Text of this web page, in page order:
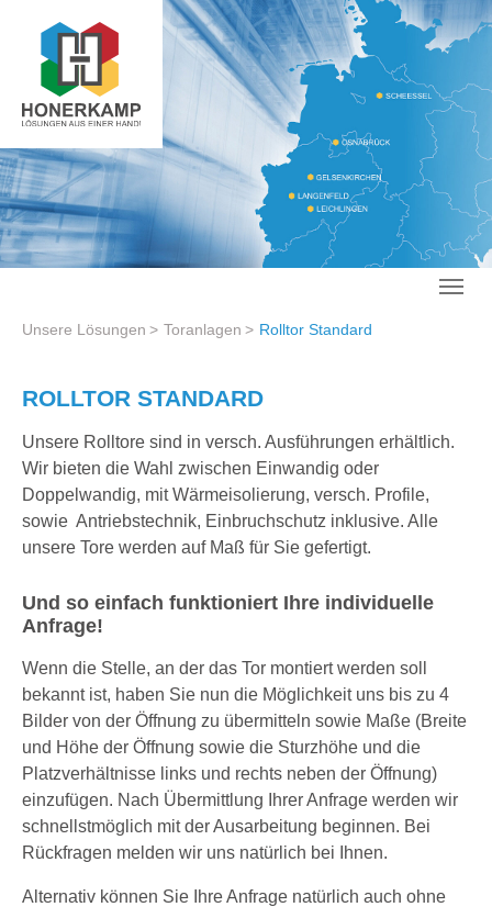
Zum Hauptinhalt springen
Unsere Lösungen Toranlagen Rolltor Standard
ROLLTOR STANDARD
Unsere Rolltore sind in versch. Ausführungen erhältlich.
Wir bieten die Wahl zwischen Einwandig oder
Doppelwandig, mit Wärmeisolierung, versch. Profile,
sowie Antriebstechnik, Einbruchschutz inklusive. Alle
unsere Tore werden auf Maß für Sie gefertigt.
Und so einfach funktioniert Ihre individuelle
Anfrage!
Wenn die Stelle, an der das Tor montiert werden soll
bekannt ist, haben Sie nun die Möglichkeit uns bis zu 4
Bilder von der Öffnung zu übermitteln sowie Maße (Breite
und Höhe der Öffnung sowie die Sturzhöhe und die
Platzverhältnisse links und rechts neben der Öffnung)
einzufügen. Nach Übermittlung Ihrer Anfrage werden wir
schnellstmöglich mit der Ausarbeitung beginnen. Bei
Rückfragen melden wir uns natürlich bei Ihnen.
Alternativ können Sie Ihre Anfrage natürlich auch ohne